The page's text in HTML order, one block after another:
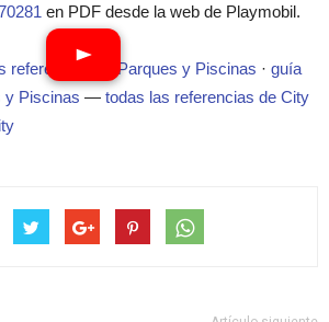
en PDF desde la web de Playmobil.
referencias de Parques y Piscinas · guía
y Piscinas — todas las referencias de City